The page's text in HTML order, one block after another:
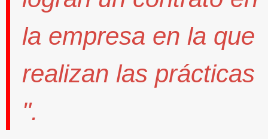
la empresa en la que
realizan las prácticas
".